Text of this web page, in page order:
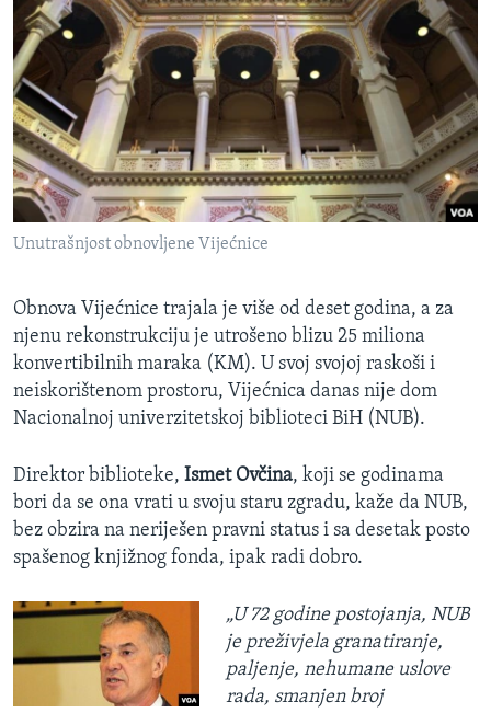
Unutrašnjost obnovljene Vijećnice
Obnova Vijećnice trajala je više od deset godina, a za
njenu rekonstrukciju je utrošeno blizu 25 miliona
konvertibilnih maraka (KM). U svoj svojoj raskoši i
neiskorištenom prostoru, Vijećnica danas nije dom
Nacionalnoj univerzitetskoj biblioteci BiH (NUB).
Direktor biblioteke, Ismet Ovčina, koji se godinama
bori da se ona vrati u svoju staru zgradu, kaže da NUB,
bez obzira na neriješen pravni status i sa desetak posto
spašenog knjižnog fonda, ipak radi dobro.
„U 72 godine postojanja, NUB
je preživjela granatiranje,
paljenje, nehumane uslove
rada, smanjen broj